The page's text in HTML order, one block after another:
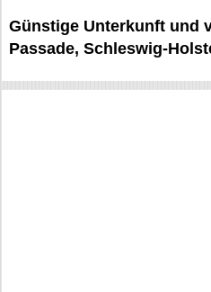
Günstige Unterkunft und
Passade, Schleswig-